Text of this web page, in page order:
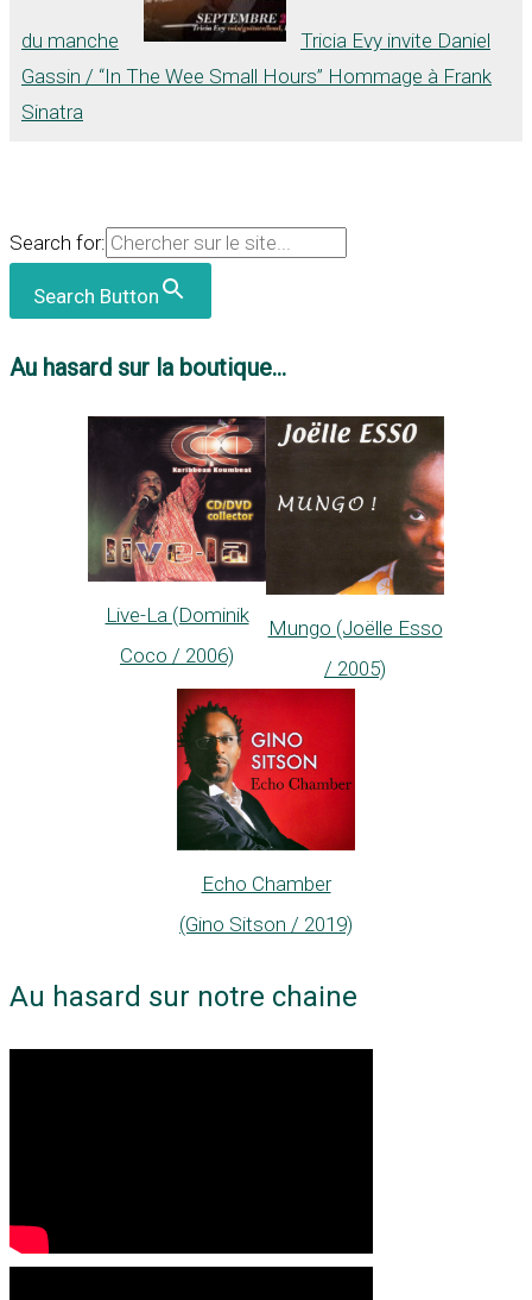
du manche
Tricia Evy invite Daniel
Gassin / “In The Wee Small Hours” Hommage à Frank
Sinatra
Search for:
Search Button
Au hasard sur la boutique...
Live-La (Dominik
Coco / 2006)
Mungo (Joëlle Esso
/ 2005)
Echo Chamber
(Gino Sitson / 2019)
Au hasard sur notre chaine